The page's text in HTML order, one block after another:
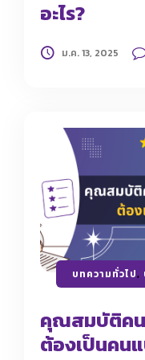
อะไร?
ม.ค. 13, 2025
บทความทั่วไป,
คุณสมบัติคน
ต้องเป็นคน